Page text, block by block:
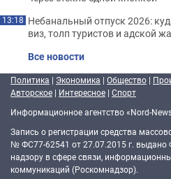
13:18 Небанальный отпуск 2026:
виз, толп туристов и адской
Все новости
Политика | Экономика | Общество |
Авторское | Интересное | Спорт
Информационное агентство «Nord-
Запись о регистрации средства
№ ФС77-62541 от 27.07.2015 г. выдано
надзору в сфере связи,
коммуникаций (Роскомнадзор).